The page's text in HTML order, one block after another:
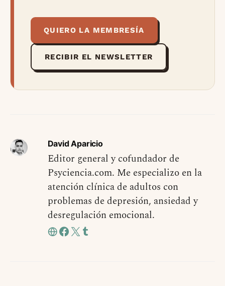
QUIERO LA MEMBRESÍA
RECIBIR EL NEWSLETTER
David Aparicio
Editor general y cofundador de
Psyciencia.com. Me especializo en la
atención clínica de adultos con
problemas de depresión, ansiedad y
desregulación emocional.